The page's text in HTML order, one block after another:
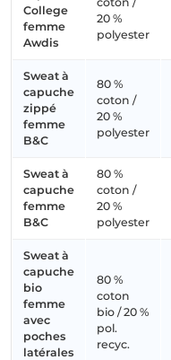
College
femme
Awdis
20 %
polyester
Sweat à
capuche
zippé
femme
B&C
80 %
coton /
20 %
polyester
Sweat à
capuche
femme
B&C
80 %
coton /
20 %
polyester
Sweat à
capuche
bio
femme
avec
poches
latérales
80 %
coton
bio / 20 %
pol.
recyc.